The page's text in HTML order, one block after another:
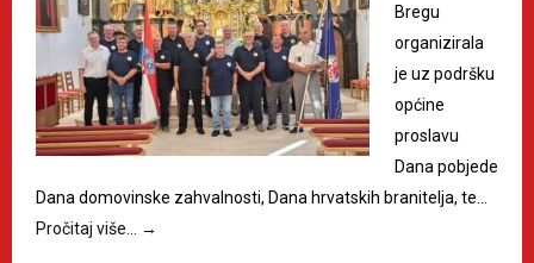
Bregu
organizirala
je uz podršku
općine
proslavu
Dana pobjede
Dana domovinske zahvalnosti, Dana hrvatskih branitelja, te…
Pročitaj više…
→